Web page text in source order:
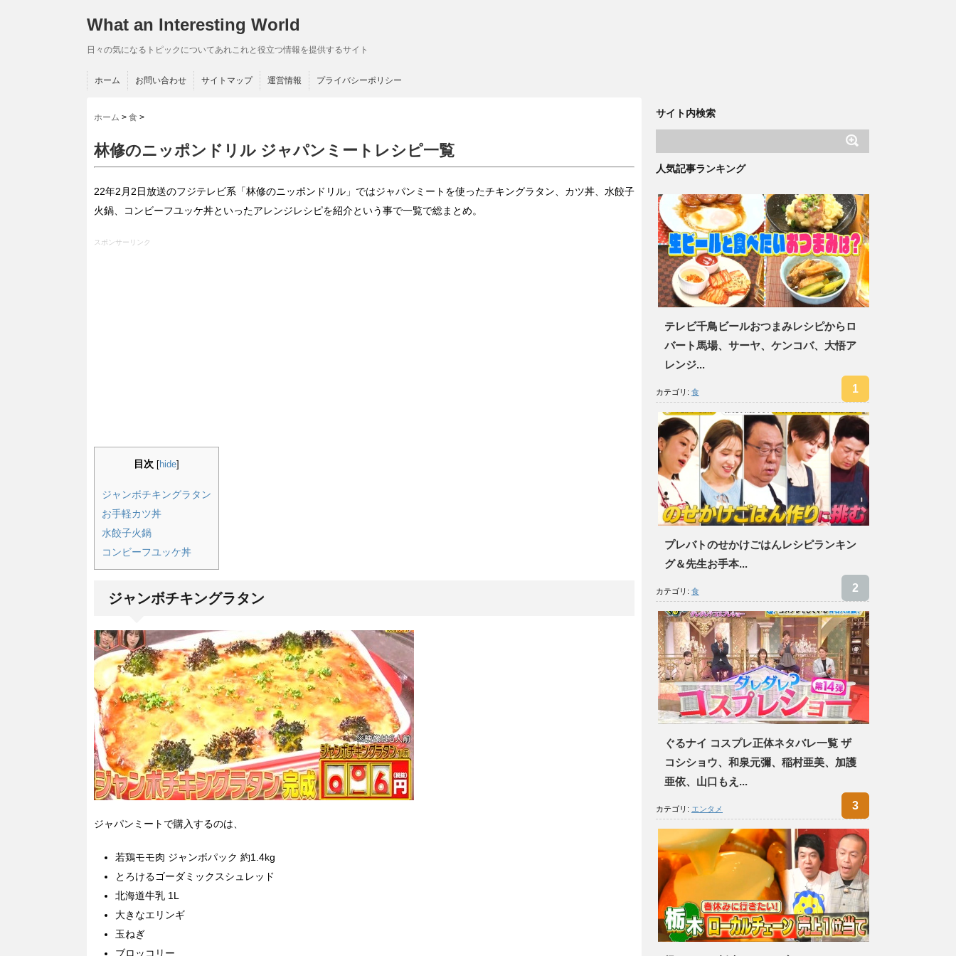
What an Interesting World
日々の気になるトピックについてあれこれと役立つ情報を提供するサイト
ホーム お問い合わせ サイトマップ 運営情報 プライバシーポリシー
ホーム > 食 >
林修のニッポンドリル ジャパンミートレシピ一覧
22年2月2日放送のフジテレビ系「林修のニッポンドリル」ではジャパンミートを使ったチキングラタン、カツ丼、水餃子
火鍋、コンビーフユッケ丼といったアレンジレシピを紹介という事で一覧で総まとめ。
スポンサーリンク
目次 [hide]
ジャンボチキングラタン
お手軽カツ丼
水餃子火鍋
コンビーフユッケ丼
ジャンボチキングラタン
ジャパンミートで購入するのは、
若鶏モモ肉 ジャンボパック 約1.4kg
とろけるゴーダミックスシュレッド
北海道牛乳 1L
大きなエリンギ
玉ねぎ
ブロッコリー
サイト内検索
人気記事ランキング
テレビ千鳥ビールおつまみレシピからロ
バート馬場、サーヤ、ケンコバ、大悟ア
レンジ...
カテゴリ: 食
プレバトのせかけごはんレシピランキン
グ＆先生お手本...
カテゴリ: 食
ぐるナイ コスプレ正体ネタバレ一覧 ザ
コシショウ、和泉元彌、稲村亜美、加護
亜依、山口もえ...
カテゴリ: エンタメ